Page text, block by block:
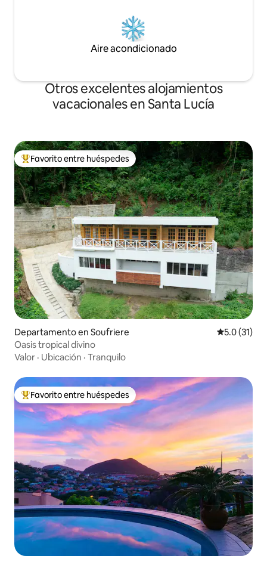
Aire acondicionado
Otros excelentes alojamientos
vacacionales en Santa Lucía
De los mejores en Favorito entre huéspedes
Favorito entre huéspedes
Departamento en Soufriere Calificación
5.0 (31)
Oasis tropical divino
Valor · Ubicación · Tranquilo
De los mejores en Favorito entre huéspedes
Favorito entre huéspedes